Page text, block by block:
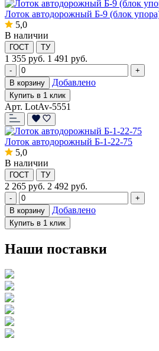
Лоток автодорожный Б-9 (блок
5,0
В наличии
ГОСТ ТУ
1 355 руб. 1 491 руб.
-
+
В корзину
Добавлено
Купить в 1 клик
Арт. LotAv-5551
Лоток автодорожный Б-1-22-75
5,0
В наличии
ГОСТ ТУ
2 265 руб. 2 492 руб.
-
+
В корзину
Добавлено
Купить в 1 клик
Наши поставки